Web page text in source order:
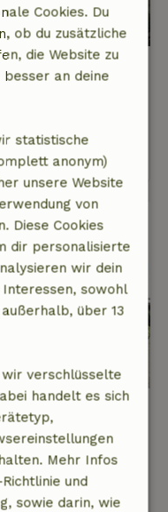
Holten
9,2/10
Ansehen
Holten
Ansehen
Cookies. Du
ob du zusätzliche
die Website zu
an deine
statistische
anonym)
unsere Website
von
Diese Cookies
dir personalisierte
wir dein
sowohl
über 13
verschlüsselte
handelt es sich
Mehr Infos
und
sowie darin, wie